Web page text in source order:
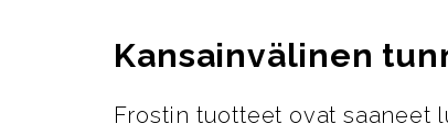
Kansainvälinen
Frostin tuotteet ovat saaneet